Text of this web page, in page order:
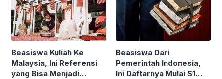
Beasiswa Kuliah Ke
Malaysia, Ini Referensi
yang Bisa Menjadi
Beasiswa Dari
Pemerintah Indonesia,
Ini Daftarnya Mulai S1